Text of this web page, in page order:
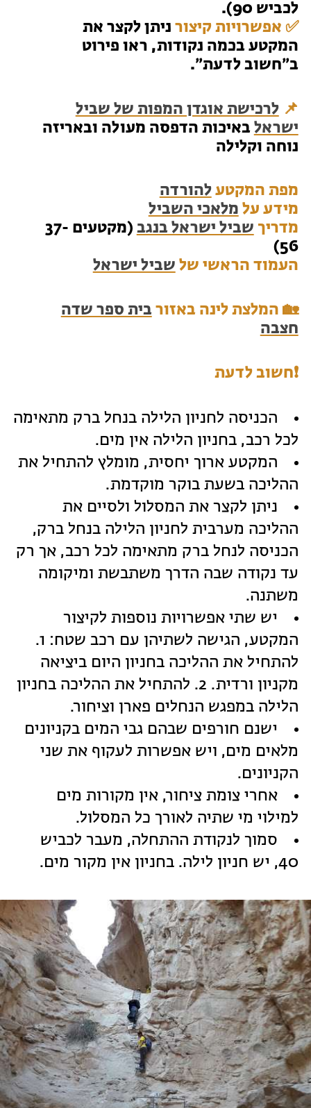
לכביש 90).
✅ אפשרויות קיצור ניתן לקצר את
המקטע בכמה נקודות, ראו פירוט
ב״חשוב לדעת״.
📌לרכישת אוגדן המפות של שביל
ישראל באיכות הדפסה מעולה ובאריזה
נוחה וקלילה
מפת המקטעלהורדה
מידע על מלאכי השביל
מדריך שביל ישראל בנגב
(מקטעים 37-
56)
העמוד הראשי של שביל ישראל
🏡 המלצת לינה באזורבית ספר שדה
חצבה
❗️חשוב לדעת
הכניסה לחניון הלילה בנחל ברק מתאימה
לכל רכב, בחניון הלילה אין מים.
המקטע ארוך יחסית, מומלץ להתחיל את
ההליכה בשעת בוקר מוקדמת.
ניתן לקצר את המסלול ולסיים את
ההליכה מערבית לחניון הלילה בנחל ברק,
הכניסה לנחל ברק מתאימה לכל רכב, אך רק
עד נקודה שבה הדרך משתבשת ומיקומה
משתנה.
יש שתי אפשרויות נוספות לקיצור
המקטע, הגישה לשתיהן עם רכב שטח: 1.
להתחיל את ההליכה בחניון היום ביציאה
מקניון ורדית. 2. להתחיל את ההליכה בחניון
הלילה במפגש הנחלים פארן וציחור.
ישנם חורפים שבהם גבי המים בקניונים
מלאים מים, ויש אפשרות לעקוף את שני
הקניונים.
אחרי צומת ציחור, אין מקורות מים
למילוי מי שתיה לאורך כל המסלול.
סמוך לנקודת ההתחלה, מעבר לכביש
40, יש חניון לילה. בחניון אין מקור מים.